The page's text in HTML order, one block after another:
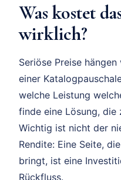
Was kostet
wirklich?
Seriöse Preise
einer
welche Leistung
finde eine Lösung, die
Wichtig ist nicht der
Rendite: Eine Seite,
bringt, ist eine
Rückfluss.